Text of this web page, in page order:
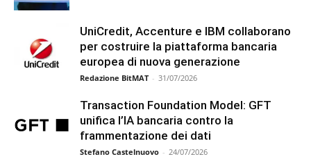
UniCredit, Accenture e IBM collaborano
per costruire la piattaforma bancaria
europea di nuova generazione
Redazione BitMAT - 31/07/2026
Transaction Foundation Model: GFT
unifica l’IA bancaria contro la
frammentazione dei dati
Stefano Castelnuovo - 24/07/2026